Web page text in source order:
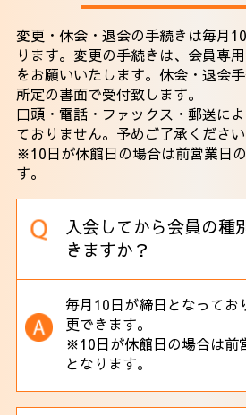
変更・休会・退会の手続きは毎月
ります。変更の手続きは、会員専
をお願いいたします。休会・退会
所定の書面で受付致します。
口頭・電話・ファックス・郵送に
ておりません。予めご了承ください
※10日が休館日の場合は前営業日
す。
入会してから会員の種
きますか？
毎月10日が締日となってお
更できます。
※10日が休館日の場合は前
となります。